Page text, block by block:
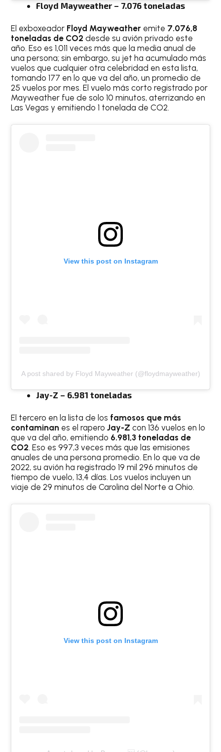
Floyd Mayweather – 7.076 toneladas
El exboxeador Floyd Mayweather emite 7.076,8
toneladas de CO2 desde su avión privado este
año. Eso es 1,011 veces más que la media anual de
una persona; sin embargo, su jet ha acumulado más
vuelos que cualquier otra celebridad en esta lista,
tomando 177 en lo que va del año, un promedio de
25 vuelos por mes. El vuelo más corto registrado por
Mayweather fue de solo 10 minutos, aterrizando en
Las Vegas y emitiendo 1 tonelada de CO2.
View this post on Instagram
A post shared by Floyd Mayweather (@floydmayweather)
Jay-Z – 6.981 toneladas
El tercero en la lista de los famosos que más
contaminan es el raperoJay-Zcon 136 vuelos en lo
que va del año, emitiendo 6.981,3 toneladas de
CO2. Eso es 997,3 veces más que las emisiones
anuales de una persona promedio. En lo que va de
2022, su avión ha registrado 19 mil 296 minutos de
tiempo de vuelo, 13,4 días. Los vuelos incluyen un
viaje de 29 minutos de Carolina del Norte a Ohio.
View this post on Instagram